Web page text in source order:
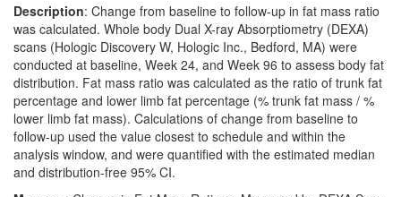
Description: Change from baseline to follow-up in fat mass ratio
was calculated. Whole body Dual X-ray Absorptiometry (DEXA)
scans (Hologic Discovery W, Hologic Inc., Bedford, MA) were
conducted at baseline, Week 24, and Week 96 to assess body fat
distribution. Fat mass ratio was calculated as the ratio of trunk fat
percentage and lower limb fat percentage (% trunk fat mass / %
lower limb fat mass). Calculations of change from baseline to
follow-up used the value closest to schedule and within the
analysis window, and were quantified with the estimated median
and distribution-free 95% CI.